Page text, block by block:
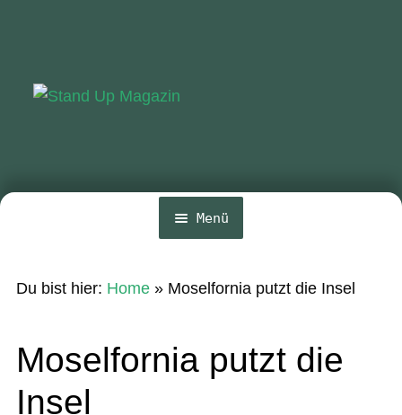
Menü
SUP-Events
Du bist hier: Home» Moselfornia putzt die Insel
Moselfornia putzt die
Insel